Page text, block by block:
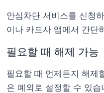
안심차단 서비스를 신청
이나 카드사 앱에서 간단
필요할 때 해제 가능
필요할 때 언제든지 해제
은 예외로 설정할 수 있습